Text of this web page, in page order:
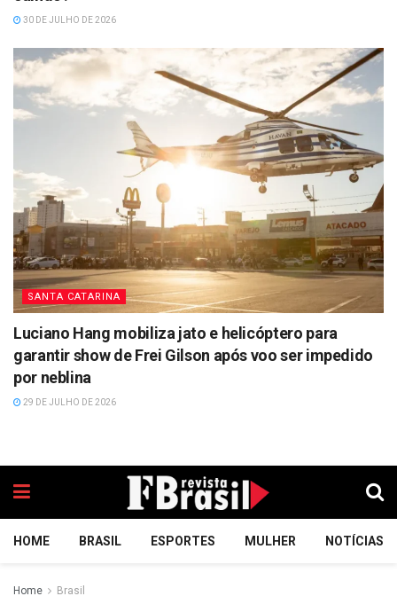
30 DE JULHO DE 2026
SANTA CATARINA
Luciano Hang mobiliza jato e helicóptero para
garantir show de Frei Gilson após voo ser impedido
por neblina
29 DE JULHO DE 2026
HOME BRASIL ESPORTES MULHER NOTÍCIAS
Home Brasil